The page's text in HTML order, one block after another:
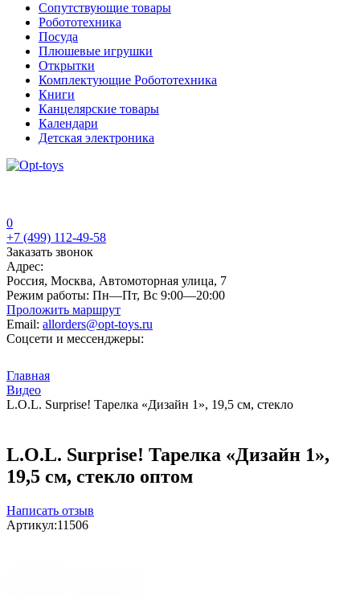
Сопутствующие товары
Робототехника
Посуда
Плюшевые игрушки
Открытки
Комплектующие Робототехника
Книги
Канцелярские товары
Календари
Детская электроника
0
+7 (499) 112-49-58
Заказать звонок
Адрес:
Россия, Москва, Автомоторная улица, 7
Режим работы: Пн—Пт, Вс 9:00—20:00
Проложить маршрут
Email: allorders@opt-toys.ru
Соцсети и мессенджеры:
Главная
Видео
L.O.L. Surprise! Тарелка «Дизайн 1», 19,5 см, стекло
L.O.L. Surprise! Тарелка «Дизайн 1»,
19,5 см, стекло оптом
Написать отзыв
Артикул:11506